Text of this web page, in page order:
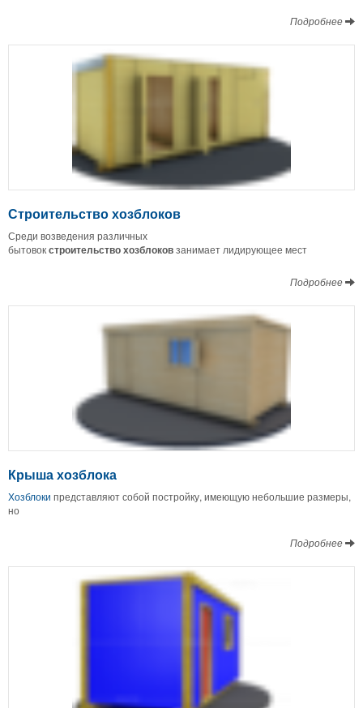
Подробнее
Строительство хозблоков
Среди возведения различных
бытовокстроительствохозблоковзанимает лидирующее мест
Подробнее
Крыша хозблока
Хозблоки представляют собой постройку, имеющую небольшие размеры,
но
Подробнее